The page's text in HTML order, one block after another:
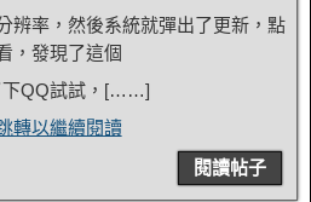
辨率，然後系統就彈出了更新，點
，發現了這個
下QQ試試，[……]
轉以繼續閱讀
閱讀帖子